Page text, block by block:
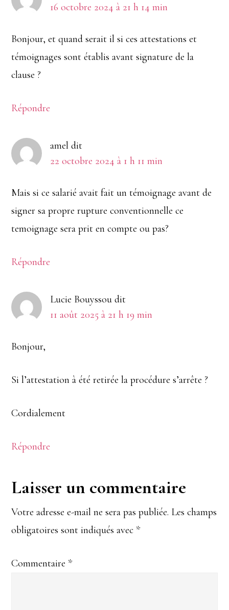
16 octobre 2024 à 21 h 14 min
Bonjour, et quand serait il si ces attestations et
témoignages sont établis avant signature de la
clause ?
Répondre
amel dit
22 octobre 2024 à 1 h 11 min
Mais si ce salarié avait fait un témoignage avant de
signer sa propre rupture conventionnelle ce
temoignage sera prit en compte ou pas?
Répondre
Lucie Bouyssou dit
11 août 2025 à 21 h 19 min
Bonjour,
Si l’attestation à été retirée la procédure s’arrête ?
Cordialement
Répondre
Laisser un commentaire
Votre adresse e-mail ne sera pas publiée. Les champs
obligatoires sont indiqués avec *
Commentaire *